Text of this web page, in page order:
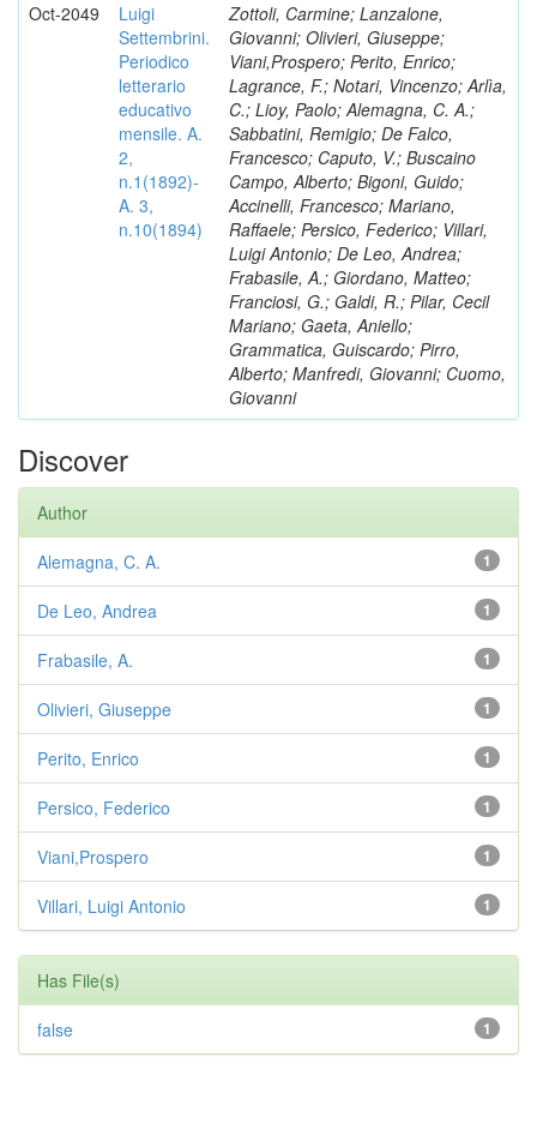
Oct-2049
Luigi
Settembrini.
Periodico
letterario
educativo
mensile. A.
2,
n.1(1892)-
A. 3,
n.10(1894)
Zottoli, Carmine; Lanzalone,
Giovanni; Olivieri, Giuseppe;
Viani,Prospero; Perito, Enrico;
Lagrance, F.; Notari, Vincenzo; Arlìa,
C.; Lioy, Paolo; Alemagna, C. A.;
Sabbatini, Remigio; De Falco,
Francesco; Caputo, V.; Buscaino
Campo, Alberto; Bigoni, Guido;
Accinelli, Francesco; Mariano,
Raffaele; Persico, Federico; Villari,
Luigi Antonio; De Leo, Andrea;
Frabasile, A.; Giordano, Matteo;
Franciosi, G.; Galdi, R.; Pilar, Cecil
Mariano; Gaeta, Aniello;
Grammatica, Guiscardo; Pirro,
Alberto; Manfredi, Giovanni; Cuomo,
Giovanni
Discover
Author
1
Alemagna, C. A.
1
De Leo, Andrea
1
Frabasile, A.
1
Olivieri, Giuseppe
1
Perito, Enrico
1
Persico, Federico
1
Viani,Prospero
1
Villari, Luigi Antonio
Has File(s)
1
false